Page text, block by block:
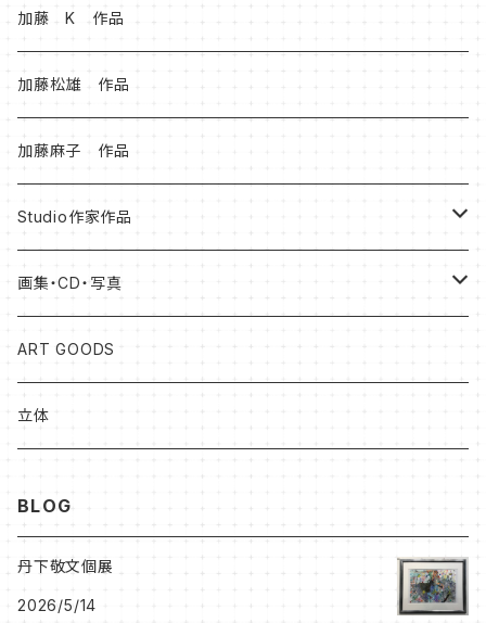
加藤 K 作品
加藤松雄 作品
加藤麻子 作品
Studio作家作品
松本健士作品
森 大地作品
足立ゆかり作品
岡山知憲CD
画集・CD・写真
岡山知憲
加藤松雄
BRETT WESTFALL&KATO K
ART GOODS
立体
BLOG
丹下敬文個展
2026/5/14